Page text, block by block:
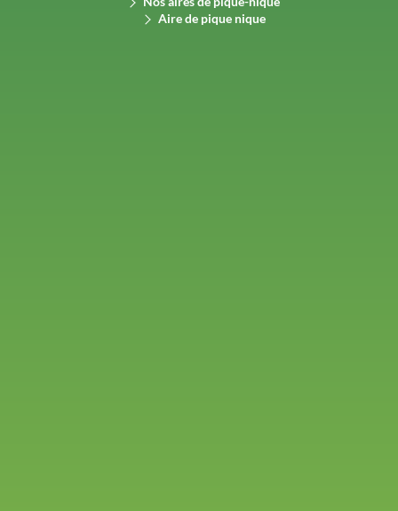
Aire de pique nique